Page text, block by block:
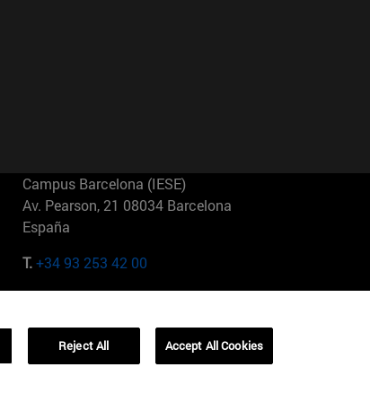
Campus Barcelona (IESE)
Av. Pearson, 21 08034 Barcelona
España
T.+34 93 253 42 00
01321001 Bela Vista Brasil
Reject All Accept All Cookies